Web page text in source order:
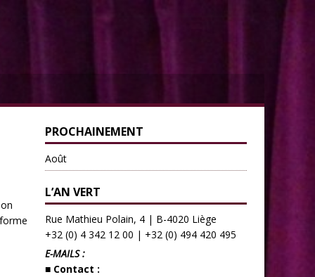
PROCHAINEMENT
Août
L’AN VERT
Rue Mathieu Polain, 4 | B-4020 Liège
+32 (0) 4 342 12 00 | +32 (0) 494 420 495
E-MAILS :
■ Contact :